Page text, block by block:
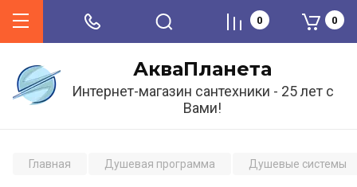
АкваПланета
Интернет-магазин сантехники - 25 лет с
Вами!
0 0
Главная Душевая программа Душевые системы